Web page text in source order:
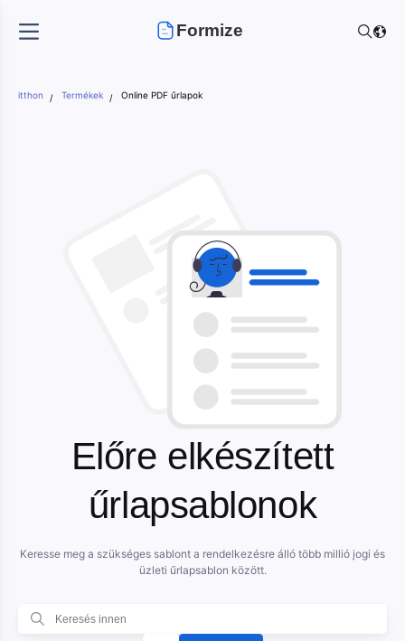
Formize
itthon Termékek Online PDF űrlapok
Előre elkészített
űrlapsablonok
Keresse meg a szükséges sablont a rendelkezésre álló több millió jogi és
üzleti űrlapsablon között.